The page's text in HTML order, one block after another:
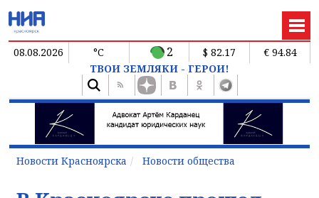
08.08.2026 °C 2 $ 82.17
€ 94.84
ТВОИ ЗЕМЛЯКИ - ГЕРОИ!
Новости Красноярска Новости общества